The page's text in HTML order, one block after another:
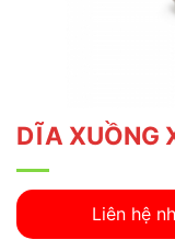
DĨA XUỒNG
Liên hệ